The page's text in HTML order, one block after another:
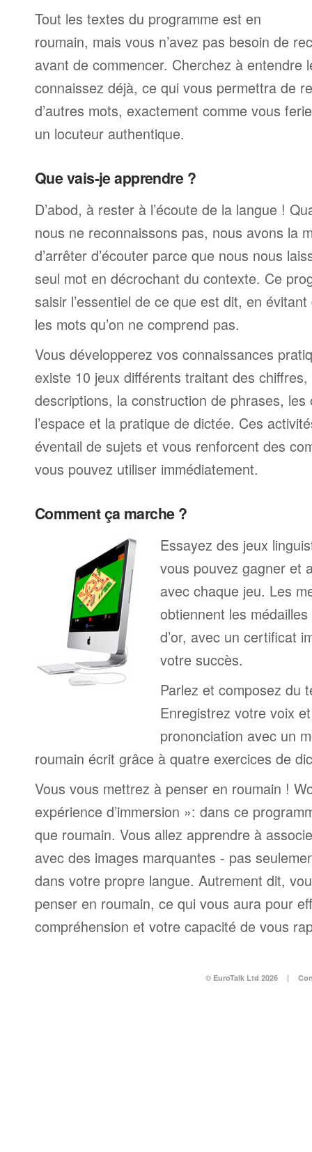
Tout les textes du programme est en
roumain, mais vous n’avez pas besoin de
avant de commencer. Cherchez à entendre
connaissez déjà, ce qui vous permettra de
d’autres mots, exactement comme vous
un locuteur authentique.
Que vais-je apprendre ?
D’abod, à rester à l’écoute de la langue !
nous ne reconnaissons pas, nous avons la
d’arrêter d’écouter parce que nous nous
seul mot en décrochant du contexte. Ce
saisir l’essentiel de ce que est dit, en
les mots qu’on ne comprend pas.
Vous développerez vos connaissances
existe 10 jeux différents traitant des
descriptions, la construction de phrases, les
l’espace et la pratique de dictée. Ces
éventail de sujets et vous renforcent des
vous pouvez utiliser immédiatement.
Comment ça marche ?
Essayez des jeux
vous pouvez gagner et
avec chaque jeu. Les
obtiennent les
d’or, avec un certificat
votre succès.
Parlez et composez du
Enregistrez votre voix
prononciation avec un
roumain écrit grâce à quatre exercices de
Vous vous mettrez à penser en roumain !
expérience d’immersion »: dans ce
que roumain. Vous allez apprendre à
avec des images marquantes - pas
dans votre propre langue. Autrement dit,
penser en roumain, ce qui vous aura pour
compréhension et votre capacité de vous
© EuroTalk Ltd 2026 |